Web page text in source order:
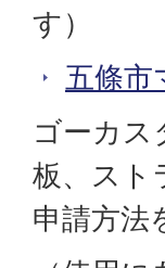
す）
五條市
ゴーカス
板、スト
申請方法